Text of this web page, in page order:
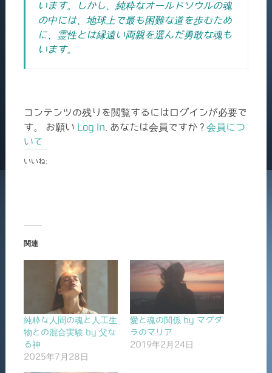
います。
しかし、純粋なオールドソウルの魂
の中には、地球上で最も困難な道を歩むため
に、霊性とは縁遠い両親を選んだ勇敢な魂も
います。
コンテンツの残りを閲覧するにはログインが必要で
す。 お願い Log In . あなたは会員ですか ? 会員につ
いて
いいね:
関連
純粋な人間の魂と人工生
物との混合実験 by 父な
る神
2025年7月28日
愛と魂の関係 by マグダ
ラのマリア
2019年2月24日